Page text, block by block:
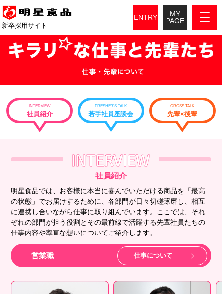
新卒採用サイト
ENTRY
MY
PAGE
INTERVIEW
社員紹介
FRESHER’S TALK
若手社員座談会
CROSS TALK
先輩×後輩
社員紹介
明星食品では、お客様に本当に喜んでいただける商品を「最高
の状態」でお届けするために、各部門が日々切磋琢磨し、相互
に連携し合いながら仕事に取り組んでいます。ここでは、それ
ぞれの部門が担う役割とその最前線で活躍する先輩社員たちの
仕事内容や率直な想いについてご紹介します。
営業職 仕事について